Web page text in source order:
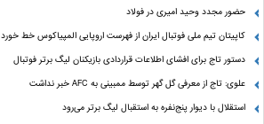
حضور مجدد وحید امیری در فولاد
کاپیتان تیم ملی فوتبال ایران از فهرست اروپایی المپیاکوس خط خورد
دستور تاج برای افشای اطلاعات قراردادی بازیکنان لیگ برتر فوتبال
علوی: تاج از معرفی گل گهر توسط ممبینی به AFC خبر نداشت
استقلال با دیوار پنج‌نفره به استقبال لیگ برتر می‌رود